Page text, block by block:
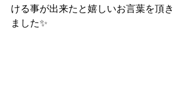
ける事が出来たと嬉しいお言葉を頂き
ました✨